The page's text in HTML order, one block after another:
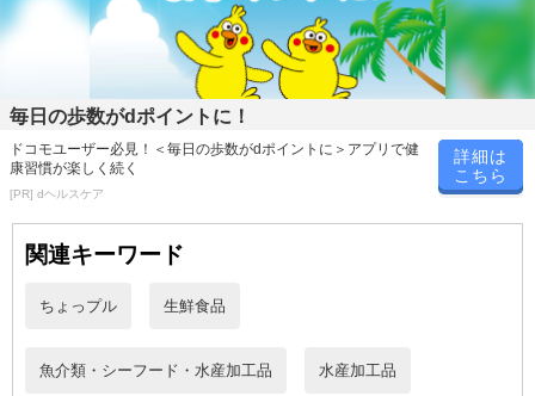
日が異なります。
※dショッピングサンプル百貨店よりお届けする商品は、ご利用いた
だいた後のご感想をいただくことを目的としており、転売等は固く
禁じます。
転売等、目的以外での利用が確認された場合は、サービス利用を停
止させていただきます。
発送日カレンダー
毎日の歩数がdポイントに！
ドコモユーザー必見！＜毎日の歩数がdポイントに＞アプリで健
康習慣が楽しく続く
[PR] dヘルスケア
詳細は
こちら
関連キーワード
ちょっプル 生鮮食品
魚介類・シーフード・水産加工品 水産加工品